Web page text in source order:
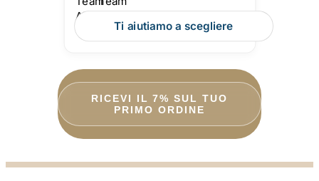
Ti aiutiamo a scegliere
RICEVI IL 7% SUL TUO
PRIMO ORDINE